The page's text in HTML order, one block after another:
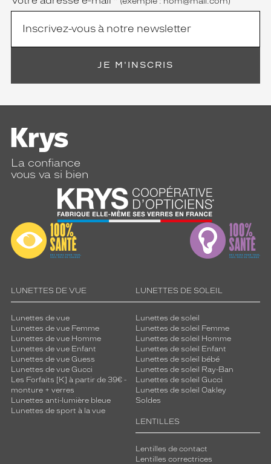
JE M'INSCRIS
La confiance
vous va si bien
LUNETTES DE VUE
Lunettes de vue
Lunettes de vue Femme
Lunettes de vue Homme
Lunettes de vue Enfant
Lunettes de vue Guess
Lunettes de vue Gucci
Les Forfaits [K] à partir de 39€ -
monture + verres
Lunettes anti-lumière bleue
Lunettes de sport à la vue
LUNETTES DE SOLEIL
Lunettes de soleil
Lunettes de soleil Femme
Lunettes de soleil Homme
Lunettes de soleil Enfant
Lunettes de soleil bébé
Lunettes de soleil Ray-Ban
Lunettes de soleil Gucci
Lunettes de soleil Oakley
Soldes
LENTILLES
Lentilles de contact
Lentilles correctrices